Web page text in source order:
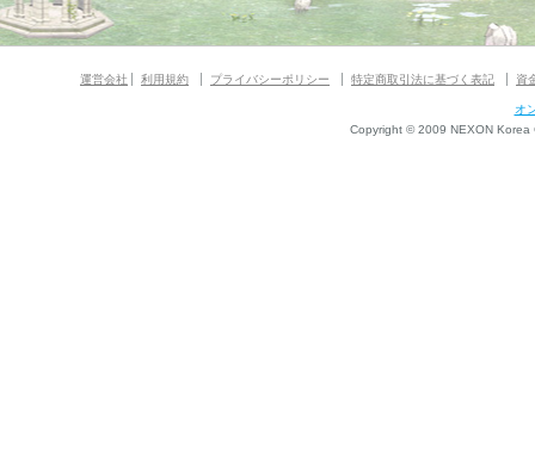
運営会社 利用規約 プライバシーポリシー 特定商取引法に基づく表記 資
オ
Copyright © 2009 NEXON Korea